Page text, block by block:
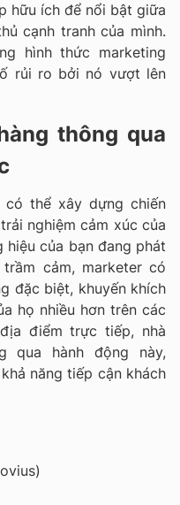
hữu ích để nổi bật giữa
cạnh tranh của mình.
hình thức marketing
rủi ro bởi nó vượt lên
thông qua
có thể xây dựng chiến
nghiệm cảm xúc của
hiệu của bạn đang phát
cảm, marketer có
đặc biệt, khuyến khích
họ nhiều hơn trên các
điểm trực tiếp, nhà
qua hành động này,
năng tiếp cận khách